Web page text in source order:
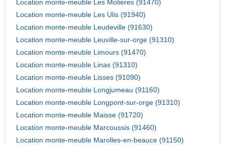
Location monte-meuble Les Molieres (91470)
Location monte-meuble Les Ulis (91940)
Location monte-meuble Leudeville (91630)
Location monte-meuble Leuville-sur-orge (91310)
Location monte-meuble Limours (91470)
Location monte-meuble Linas (91310)
Location monte-meuble Lisses (91090)
Location monte-meuble Longjumeau (91160)
Location monte-meuble Longpont-sur-orge (91310)
Location monte-meuble Maisse (91720)
Location monte-meuble Marcoussis (91460)
Location monte-meuble Marolles-en-beauce (91150)